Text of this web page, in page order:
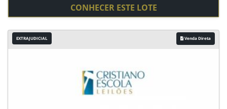
CONHECER ESTE LOTE
EXTRAJUDICIAL Venda Direta